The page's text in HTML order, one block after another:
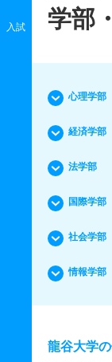
入試 学部
心理学部
経済学部
法学部
国際学部
社会学部
情報学部
龍谷大学